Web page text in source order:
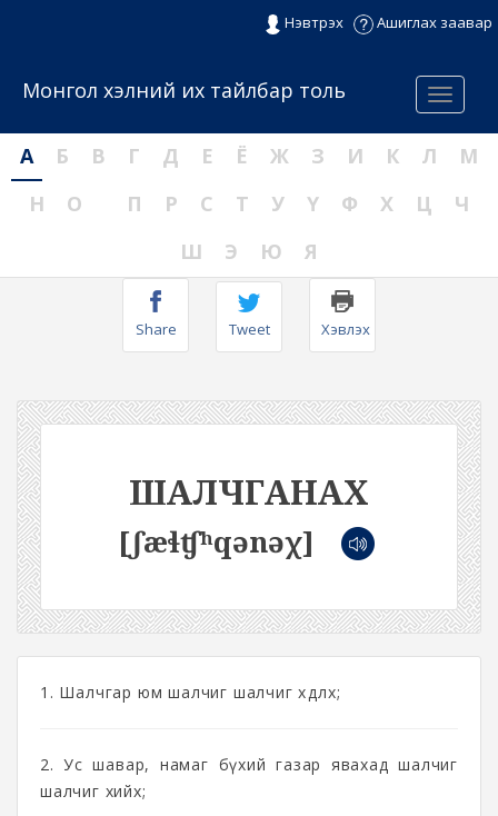
Нэвтрэх Ашиглах заавар
Menu
Монгол хэлний их тайлбар толь
А Б В Г Д Е Ё Ж З И К Л
М
Н
О П Р С Т У Ү Ф Х Ц
Ч
Ш
Э Ю Я
Share Tweet Хэвлэх
ШАЛЧГАНАХ
[ʃæɬʧʰqənəχ]
1. Шалчгар юм шалчиг шалчиг хөдлөх;
2. Ус шавар, намаг бүхий газар явахад шалчиг
шалчиг хийх;